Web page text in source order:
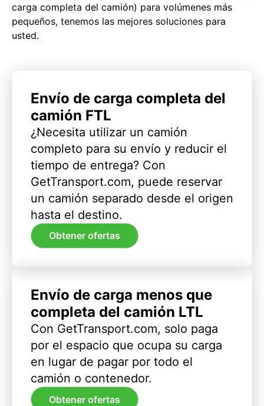
carga completa del camión) para volúmenes más
pequeños, tenemos las mejores soluciones para
usted.
Envío de carga completa del
camión FTL
¿Necesita utilizar un camión
completo para su envío y reducir el
tiempo de entrega? Con
GetTransport.com, puede reservar
un camión separado desde el origen
hasta el destino.
Obtener ofertas
Envío de carga menos que
completa del camión LTL
Con GetTransport.com, solo paga
por el espacio que ocupa su carga
en lugar de pagar por todo el
camión o contenedor.
Obtener ofertas